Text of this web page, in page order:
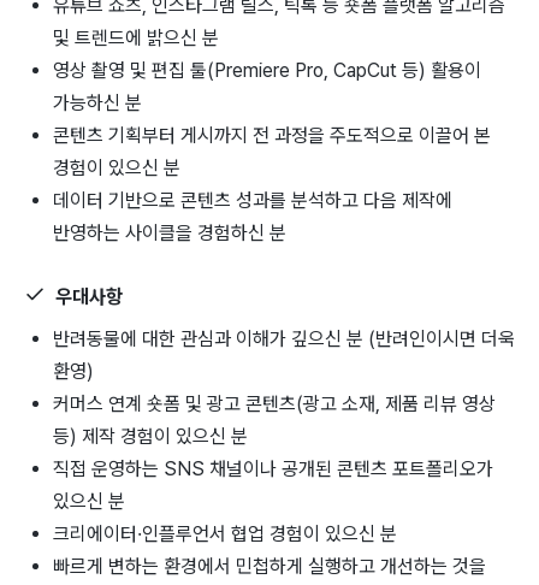
유튜브 쇼츠, 인스타그램 릴스, 틱톡 등 숏폼 플랫폼 알고리즘
및 트렌드에 밝으신 분
영상 촬영 및 편집 툴(Premiere Pro, CapCut 등) 활용이
가능하신 분
콘텐츠 기획부터 게시까지 전 과정을 주도적으로 이끌어 본
경험이 있으신 분
데이터 기반으로 콘텐츠 성과를 분석하고 다음 제작에
반영하는 사이클을 경험하신 분
우대사항
반려동물에 대한 관심과 이해가 깊으신 분 (반려인이시면 더욱
환영)
커머스 연계 숏폼 및 광고 콘텐츠(광고 소재, 제품 리뷰 영상
등) 제작 경험이 있으신 분
직접 운영하는 SNS 채널이나 공개된 콘텐츠 포트폴리오가
있으신 분
크리에이터·인플루언서 협업 경험이 있으신 분
빠르게 변하는 환경에서 민첩하게 실행하고 개선하는 것을